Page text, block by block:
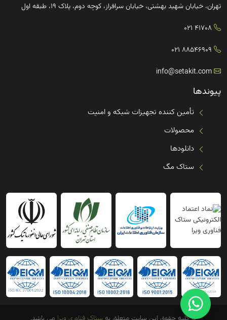
تهران، خیابان شهید بهشتی، خیابان سرافراز، کوچه دوم، پلاک ۱۹، طبقه اول
41708 021
88546909 021
info@setakit.com
پیوندها
تأمین کننده تجهیزات شبکه و امنیت
محصولات
دانلودها
ستاک مگ